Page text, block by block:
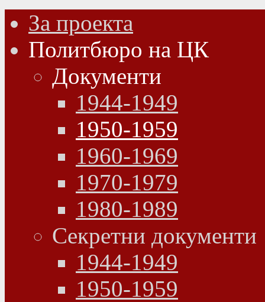
За проекта
Политбюро на ЦК
Документи
1944-1949
1950-1959
1960-1969
1970-1979
1980-1989
Секретни документи
1944-1949
1950-1959